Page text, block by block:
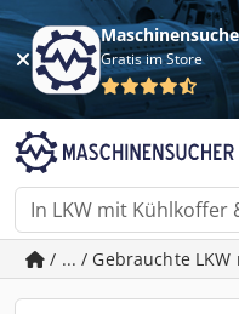
Gratis im Store
/ ... / Gebrauchte